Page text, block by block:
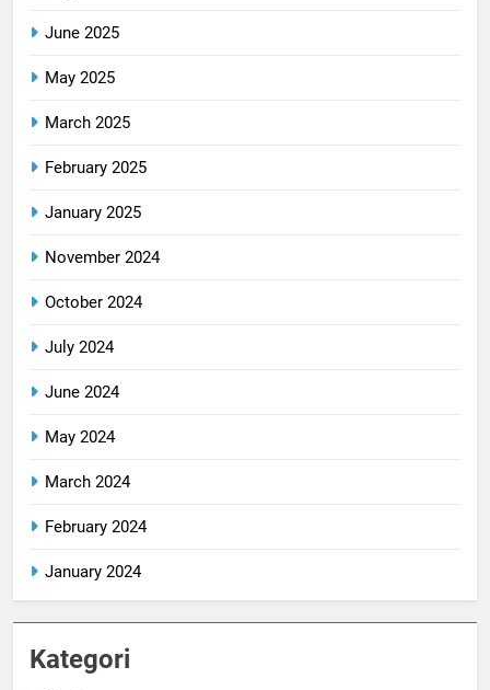
June 2025
May 2025
March 2025
February 2025
January 2025
November 2024
October 2024
July 2024
June 2024
May 2024
March 2024
February 2024
January 2024
Kategori